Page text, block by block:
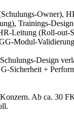
Owner),
Trainings-
Leitung (Roll-out-
Modul-
Design
Sicherheit +
Ab ca. 30